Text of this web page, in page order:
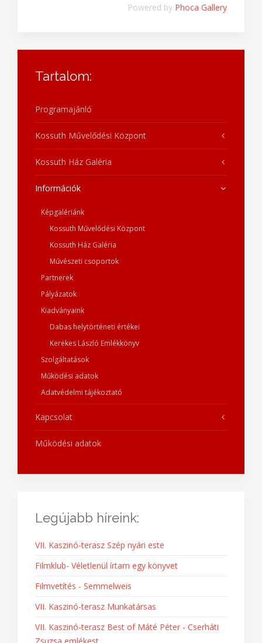
Powered by Phoca Gallery
Tartalom:
Programajánló
Kossuth Művelődési Központ
Kossuth Ház Galéria
Információk
Képgalériánk
Kossuth Művelődési Központ
Kossuth Ház Galéria
Művészeti csoportok
Partnerek
Pályázatok
Kiadványaink
Dabas helytörténeti értékei
Kerekes László Emlékkönyv
Szolgáltatások
Működési adatok
Adatvédelmi tájékoztató
Kapcsolat
Működési adatok
Legújabb híreink:
VII. Kaszinó-terasz Szép nyári este
Filmklub- Véletlenül írtam egy könyvet
Filmvetítés - Semmelweis
VII. Kaszinó-terasz Munkatársas
VII. Kaszinó-terasz Best of Máté Péter - Cserháti